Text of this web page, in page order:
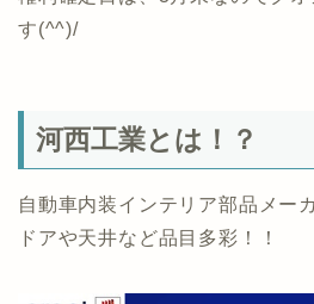
す(^^)/
河西工業とは！？
自動車内装インテリア部品メー
ドアや天井など品目多彩！！